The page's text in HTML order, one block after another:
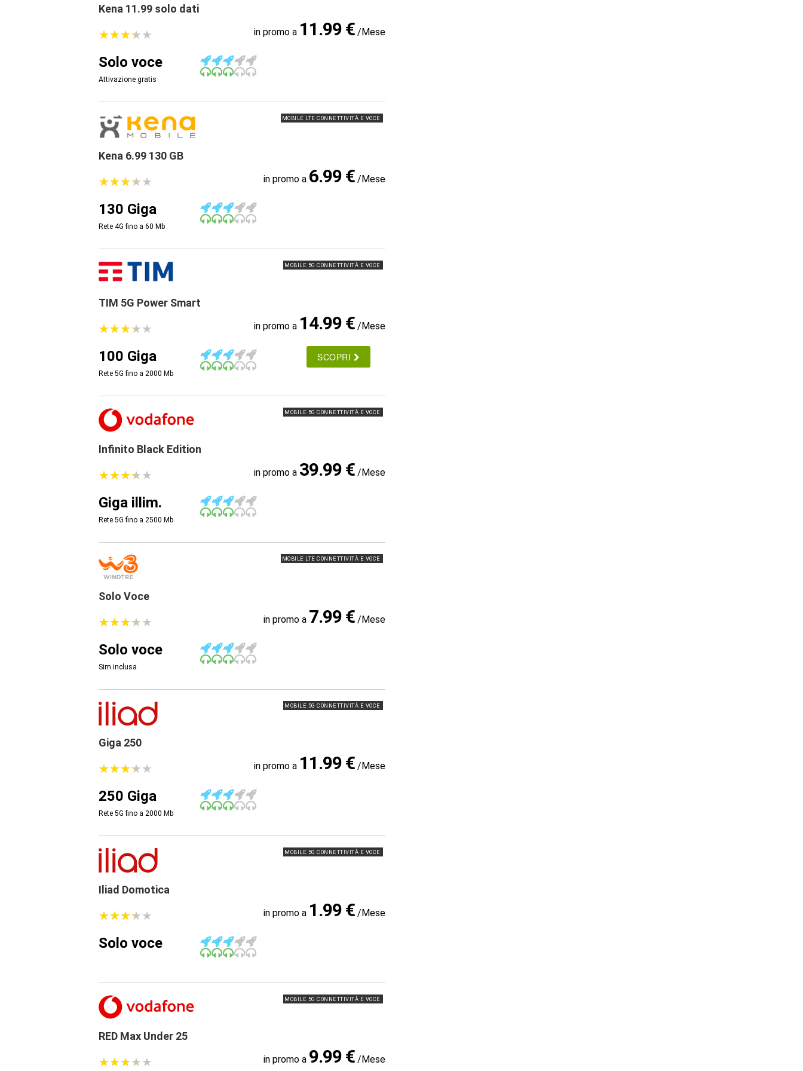
Kena 11.99 solo dati
★★★★★
★★★★★ in promo a 11.99 € /Mese
Solo voce
Attivazione gratis
MOBILE LTE CONNETTIVITÀ E VOCE
Kena 6.99 130 GB
★★★★★
★★★★★ in promo a 6.99 € /Mese
130 Giga
Rete 4G fino a 60 Mb
MOBILE 5G CONNETTIVITÀ E VOCE
TIM 5G Power Smart
★★★★★
★★★★★ in promo a 14.99 € /Mese
100 Giga
Rete 5G fino a 2000 Mb
SCOPRI
MOBILE 5G CONNETTIVITÀ E VOCE
Infinito Black Edition
★★★★★
★★★★★ in promo a 39.99 € /Mese
Giga illim.
Rete 5G fino a 2500 Mb
MOBILE LTE CONNETTIVITÀ E VOCE
Solo Voce
★★★★★
★★★★★ in promo a 7.99 € /Mese
Solo voce
Sim inclusa
MOBILE 5G CONNETTIVITÀ E VOCE
Giga 250
★★★★★
★★★★★ in promo a 11.99 € /Mese
250 Giga
Rete 5G fino a 2000 Mb
MOBILE 5G CONNETTIVITÀ E VOCE
Iliad Domotica
★★★★★
★★★★★ in promo a 1.99 € /Mese
Solo voce
MOBILE 5G CONNETTIVITÀ E VOCE
RED Max Under 25
★★★★★
★★★★★ in promo a 9.99 € /Mese